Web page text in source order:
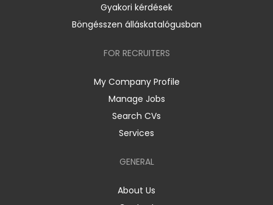
Gyakori kérdések
Böngésszen álláskatalógusban
FOR RECRUITERS
My Company Profile
Manage Jobs
Search CVs
Services
GENERAL
About Us